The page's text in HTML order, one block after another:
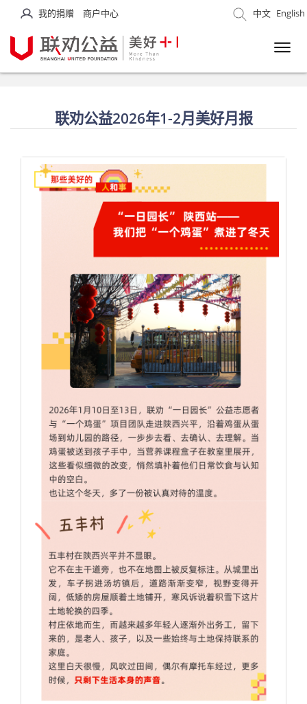
我的捐赠 商户中心 中文 English
联劝公益2026年1-2月美好月报